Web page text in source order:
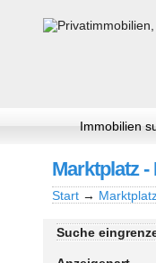
Immobilien
Marktplatz -
Start →
Suche